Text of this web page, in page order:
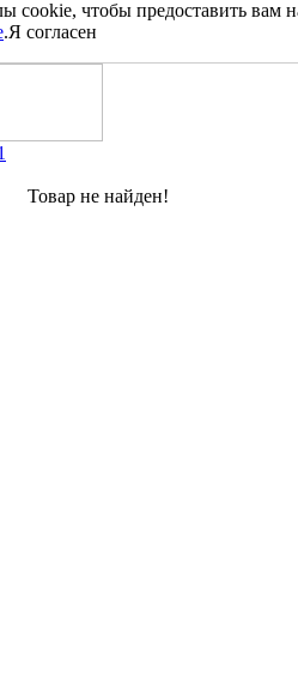
cookie, чтобы предоставить
.Я согласен
Товар не найден!